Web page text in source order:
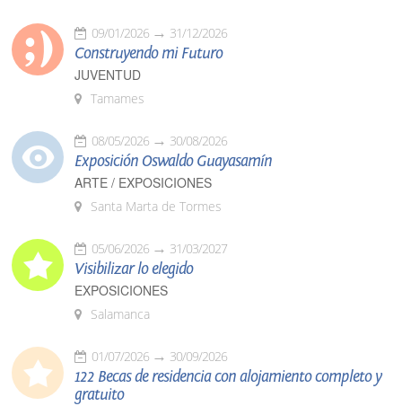
09/01/2026 31/12/2026
Construyendo mi Futuro
JUVENTUD
Tamames
08/05/2026 30/08/2026
Exposición Oswaldo Guayasamín
ARTE / EXPOSICIONES
Santa Marta de Tormes
05/06/2026 31/03/2027
Visibilizar lo elegido
EXPOSICIONES
Salamanca
01/07/2026 30/09/2026
122 Becas de residencia con alojamiento completo y
gratuito